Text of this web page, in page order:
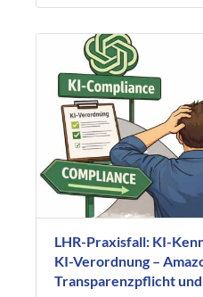
LHR-Praxisfall: KI-
KI-Verordnung –
Transparenzpflicht